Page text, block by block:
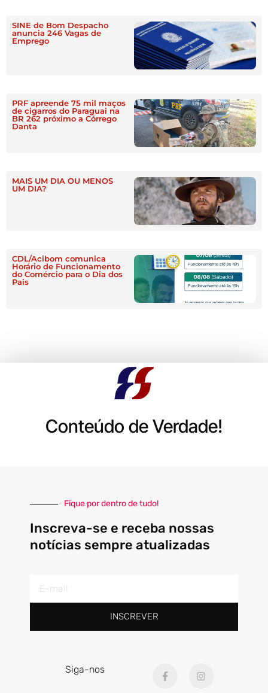
SINE de Bom Despacho
anuncia 246 Vagas de
Emprego
PRF apreende 75 mil maços
de cigarros do Paraguai na
BR 262 próximo a Córrego
Danta
MAIS UM DIA OU MENOS
UM DIA?
CDL/Acibom comunica
Horário de Funcionamento
do Comércio para o Dia dos
Pais
Conteúdo de Verdade!
Fique por dentro de tudo!
Inscreva-se e receba nossas
notícias sempre atualizadas
mail
INSCREVER
Siga-nos
a
n